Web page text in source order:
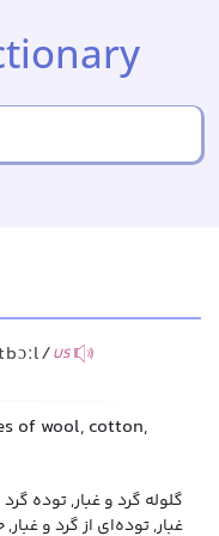
US
of wool, cotton,
گلوله گرد و غبار, توده
غبار, توده‌ای از گرد و